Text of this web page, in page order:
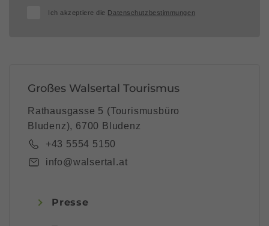
Ich akzeptiere die Datenschutzbestimmungen
Großes Walsertal Tourismus
Rathausgasse 5 (Tourismusbüro
Bludenz), 6700 Bludenz
+43 5554 5150
info@walsertal.at
Presse